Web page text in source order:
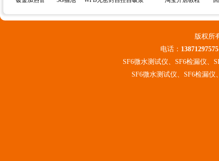
版权所
电话： 13871297575
SF6微水测试仪、SF6检漏仪、
SF6微水测试仪、 SF6检漏仪